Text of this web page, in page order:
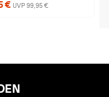
€ UVP 99,95 €